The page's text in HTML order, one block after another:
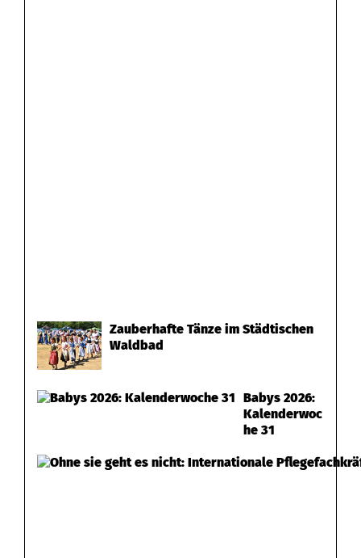
Zauberhafte Tänze im Städtischen
Waldbad
Babys 2026:
Kalenderwoc
he 31